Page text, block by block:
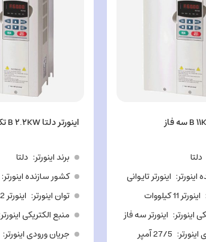
دلتا
اینورتر تایوانی
اینورتر 11 کیلووات
اینورتر اینورتر سه فاز
27/5 آمپر
اینورتر دلتا B ۲.۲KW تکفاز
برند اینورتر دلتا
کشور سازنده اینورتر
توان اینورتر اینورتر 2/2 کیلووات
منبع الکتریکی اینورتر
جریان ورودی اینورتر